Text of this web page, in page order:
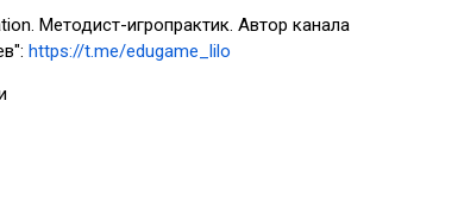
Методист-игропрактик. Автор канала
https://t.me/edugame_lilo